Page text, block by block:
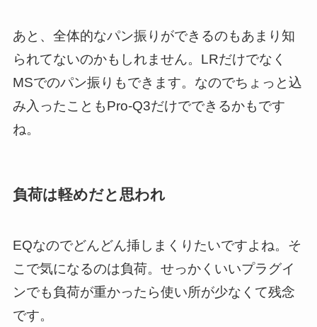
あと、全体的なパン振りができるのもあまり知
られてないのかもしれません。LRだけでなく
MSでのパン振りもできます。なのでちょっと込
み入ったこともPro-Q3だけでできるかもです
ね。
負荷は軽めだと思われ
EQなのでどんどん挿しまくりたいですよね。そ
こで気になるのは負荷。せっかくいいプラグイ
ンでも負荷が重かったら使い所が少なくて残念
です。